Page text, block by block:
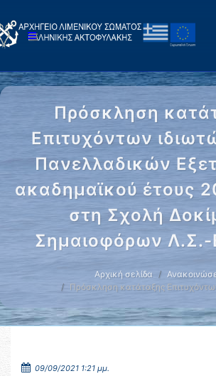
Πρόσκληση
Επιτυχόντων
Πανελλαδικών
ακαδημαϊκού έτους
στη Σχολή
Σημαιοφόρων
Αρχική σελίδα
Πρόσκληση κατάταξης
09/09/2021 1:21 μμ.